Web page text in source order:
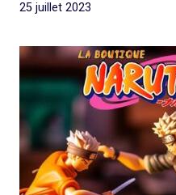
25 juillet 2023